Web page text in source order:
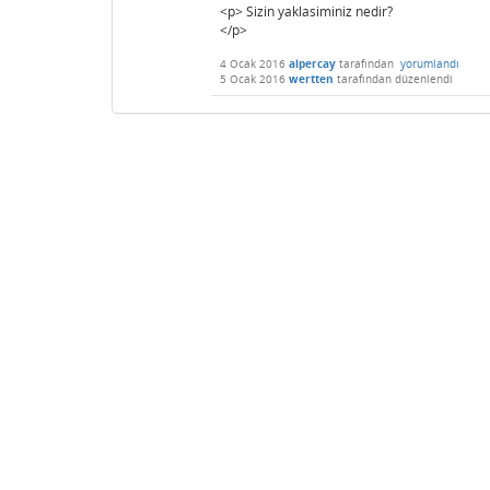
<p> Sizin yaklasiminiz nedir?
</p>
4 Ocak 2016 alpercay tarafından yorumlandı
5 Ocak 2016 wertten tarafından düzenlendi